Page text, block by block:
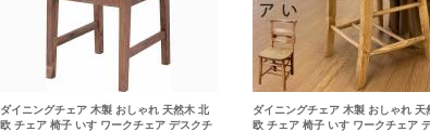
ダイニングチェア 木製 おしゃれ 天然木 北
欧 チェア 椅子 いす ワークチェア デスクチ
ダイニングチェア 木製 おしゃれ 天
欧 チェア 椅子 いす ワークチェア